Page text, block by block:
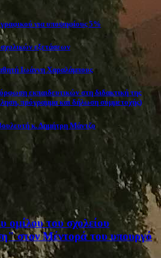
για υποψηφίους 5%
εξετάσεων
Ιωάννη Χαραλάμπους
εκπαιδευτικών στη διδακτική της
πρόγραμμα και δήλωση συμμετοχής)
κ. Δημήτρη Μάντζο
ομίλου του σχολείου
στον Μέντορά του υπουργό